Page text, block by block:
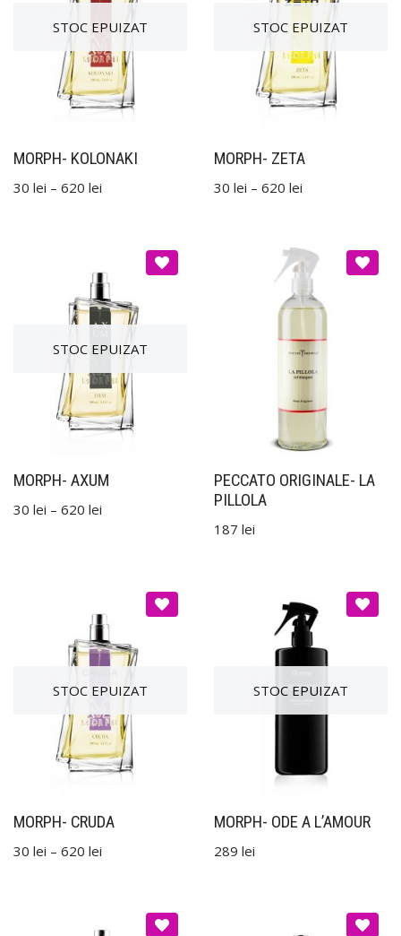
MORPH- KOLONAKI
30 lei – 620 lei
MORPH- ZETA
30 lei – 620 lei
MORPH- AXUM
30 lei – 620 lei
PECCATO ORIGINALE- LA
PILLOLA
187 lei
MORPH- CRUDA
30 lei – 620 lei
MORPH- ODE A L’AMOUR
289 lei